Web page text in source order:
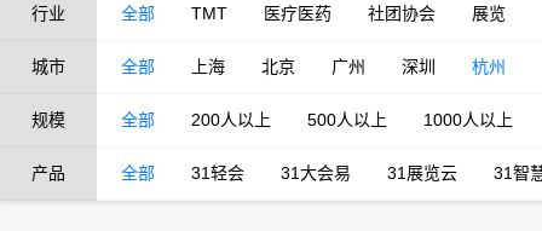
行业 全部 TMT 医疗医药 社团协会 展览
城市 全部 上海 北京 广州 深圳 杭州
规模 全部 200人以上 500人以上 1000人以上
产品 全部 31轻会 31大会易 31展览云 31智